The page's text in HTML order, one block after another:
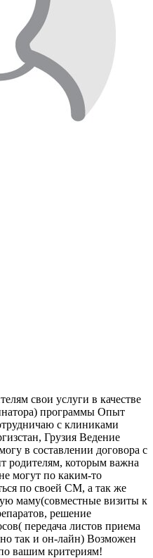
свои услуги в качестве
программы Опыт
с клиниками
Грузия Ведение
в составлении договора с
родителям, которым важна
могут по каким-то
по своей СМ, а так же
маму(совместные визиты к
решение
передача листов приема
так и он-лайн) Возможен
вашим критериям!